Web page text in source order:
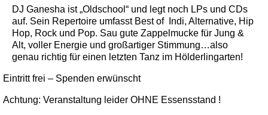
DJ Ganesha ist „Oldschool“ und legt noch LPs und CDs
auf. Sein Repertoire umfasst Best of Indi, Alternative, Hip
Hop, Rock und Pop. Sau gute Zappelmucke für Jung &
Alt, voller Energie und großartiger Stimmung…also
genau richtig für einen letzten Tanz im Hölderlingarten!
Eintritt frei – Spenden erwünscht
Achtung: Veranstaltung leider OHNE Essensstand !